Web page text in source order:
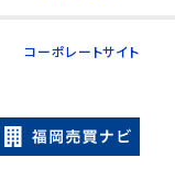
コーポレートサイト